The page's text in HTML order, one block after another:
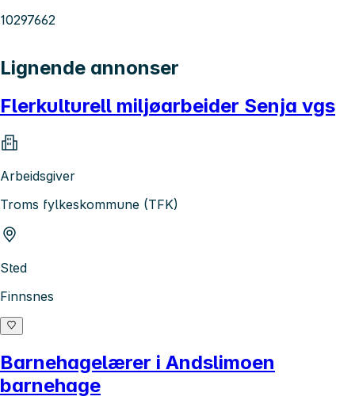
10297662
Lignende annonser
Flerkulturell miljøarbeider Senja vgs
Arbeidsgiver
Troms fylkeskommune (TFK)
Sted
Finnsnes
Barnehagelærer i Andslimoen
barnehage